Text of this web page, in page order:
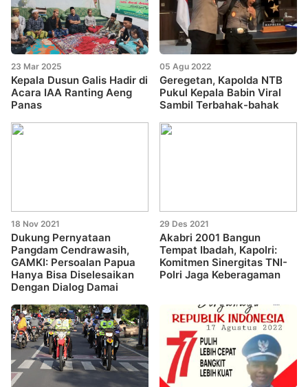
23 Mar 2025
Kepala Dusun Galis Hadir di
Acara IAA Ranting Aeng
Panas
05 Agu 2022
Geregetan, Kapolda NTB
Pukul Kepala Babin Viral
Sambil Terbahak-bahak
18 Nov 2021
Dukung Pernyataan
Pangdam Cendrawasih,
GAMKI: Persoalan Papua
Hanya Bisa Diselesaikan
Dengan Dialog Damai
29 Des 2021
Akabri 2001 Bangun
Tempat Ibadah, Kapolri:
Komitmen Sinergitas TNI-
Polri Jaga Keberagaman